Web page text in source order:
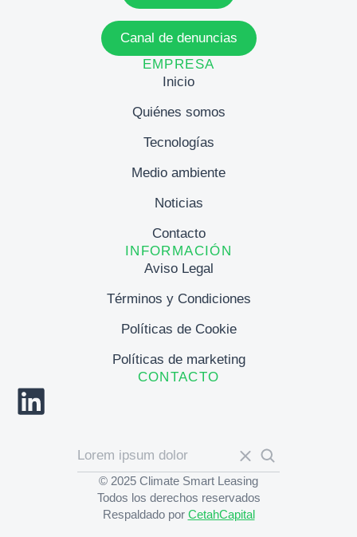
Canal de denuncias
EMPRESA
Inicio
Quiénes somos
Tecnologías
Medio ambiente
Noticias
Contacto
INFORMACIÓN
Aviso Legal
Términos y Condiciones
Políticas de Cookie
Políticas de marketing
CONTACTO
© 2025 Climate Smart Leasing
Todos los derechos reservados
Respaldado por CetahCapital